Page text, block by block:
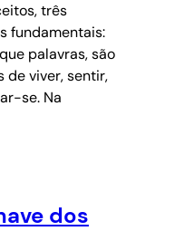
três
fundamentais:
palavras, são
de viver, sentir,
se. Na
dos